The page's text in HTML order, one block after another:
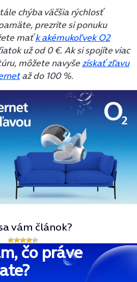
chýba väčšia rýchlosť
prezrite si ponuku
maťk akémukoľvek O2
už od 0 €.Ak si spojíte viac
môžete navyšezískať zľavu
až do 100 %.
vám článok?
čo práve